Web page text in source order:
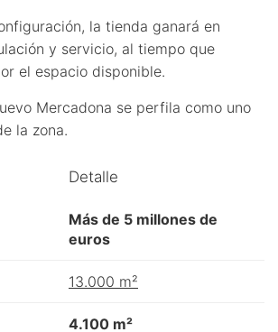
la tienda ganará en
y servicio, al tiempo que
el espacio disponible.
Mercadona se perfila como uno
la zona.
Detalle
Más de 5 millones de
euros
13.000 m²
4.100 m²